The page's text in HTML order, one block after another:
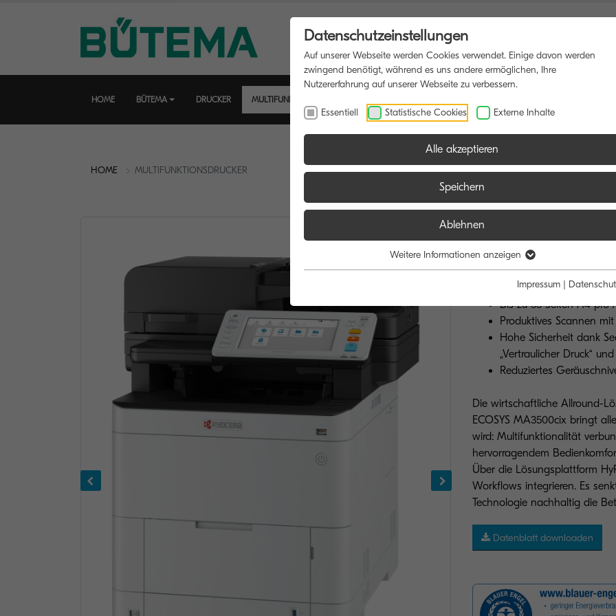
HOME BÜTEMA DRUCKER MULTIFUNKTIONSDRUCKER
HOME MULTIFUNKTIONSDRUCKER
ECOSYS
DIE
LÖSUNG
Bis zu 35 Seiten A4 pro
Produktives Scannen
Hohe Sicherheit dank
„Vertraulicher Druck“
Reduziertes
Die wirtschaftliche Allround-
ECOSYS MA3500cix bringt
wird: Multifunktionalität
hervorragendem
Über die Lösungsplattform
Workflows integrieren. Es
Technologie nachhaltig die
Datenblatt downloaden
Datenschutzeinstellungen
Auf unserer Webseite werden Cookies verwendet. Einige davon werden
zwingend benötigt, während es uns andere ermöglichen, Ihre
Nutzererfahrung auf unserer Webseite zu verbessern.
Essentiell Statistische Cookies Externe Inhalte
Alle akzeptieren
Speichern
Ablehnen
Weitere Informationen anzeigen
Impressum |